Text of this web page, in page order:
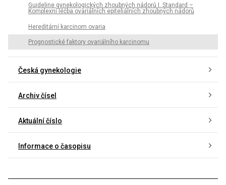
Guideline gynekologických zhoubných nádorů I. Standard –
Komplexní léčba ovariálních epiteliálních zhoubných nádorů
Hereditární karcinom ovaria
Prognostické faktory ovariálního karcinomu
Česká gynekologie
Archiv čísel
Aktuální číslo
Informace o časopisu